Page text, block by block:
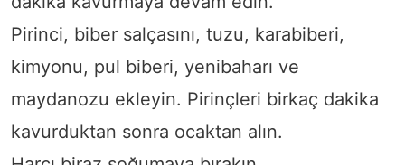
Pirinci, biber salçasını, tuzu, karabiberi,
kimyonu, pul biberi, yenibaharı ve
maydanozu ekleyin. Pirinçleri birkaç dakika
kavurduktan sonra ocaktan alın.